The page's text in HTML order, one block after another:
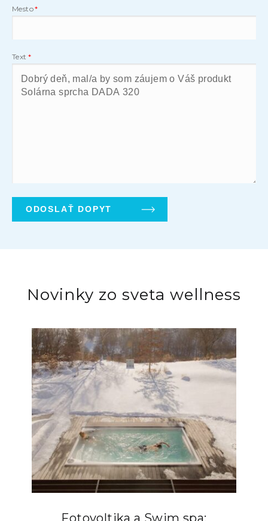
Mesto
Text
Novinky zo sveta wellness